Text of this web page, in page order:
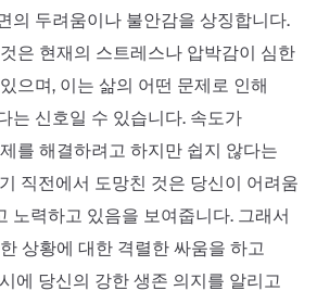
의 두려움이나 불안감을 상징합니다.
은 현재의 스트레스나 압박감이 심한
으며, 이는 삶의 어떤 문제로 인해
는 신호일 수 있습니다. 속도가
를 해결하려고 하지만 쉽지 않다는
직전에서 도망친 것은 당신이 어려움
노력하고 있음을 보여줍니다. 그래서
상황에 대한 격렬한 싸움을 하고
에 당신의 강한 생존 의지를 알리고